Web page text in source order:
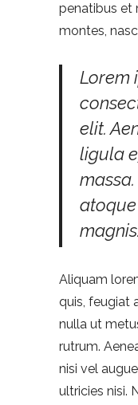
penatibus et
montes,
Lorem
elit.
ligula
magnis.
Aliquam
quis, feugiat
nulla ut
rutrum.
nisi vel
ultricies nisi.